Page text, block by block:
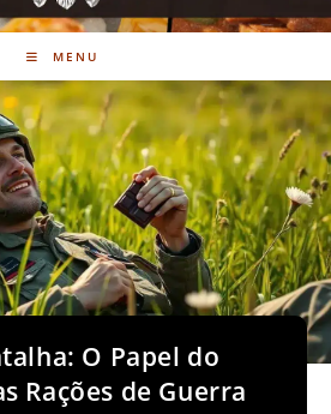
MENU
O Papel do
Rações de Guerra